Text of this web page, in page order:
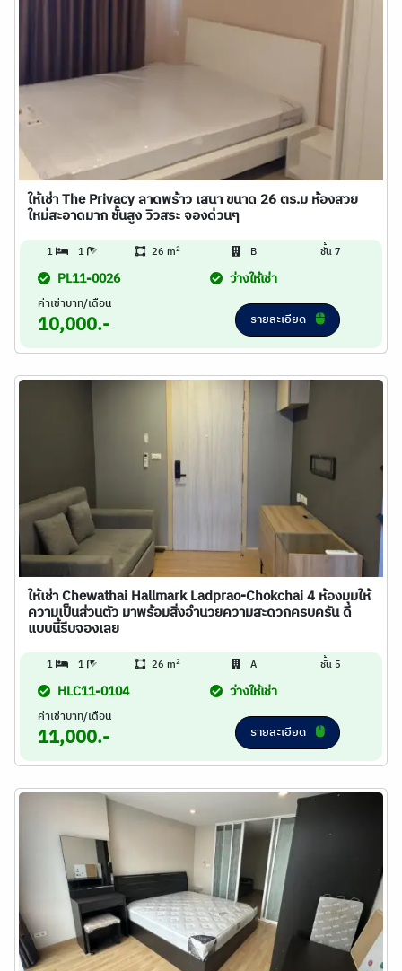
ให้เช่า The Privacy ลาดพร้าว เสนา ขนาด 26 ตร.ม ห้องสวย
ใหม่สะอาดมาก ชั้นสูง วิวสระ จองด่วนๆ
1 1 26 m2 B ชั้น 7
PL11-0026 ว่างให้เช่า
ค่าเช่าบาท/เดือน
10,000.- รายละเอียด
ให้เช่า Chewathai Hallmark Ladprao-Chokchai 4 ห้องมุมให้
ความเป็นส่วนตัว มาพร้อมสิ่งอำนวยความสะดวกครบครัน ดี
แบบนี้รีบจองเลย
1 1 26 m2 A ชั้น 5
HLC11-0104 ว่างให้เช่า
ค่าเช่าบาท/เดือน
11,000.- รายละเอียด